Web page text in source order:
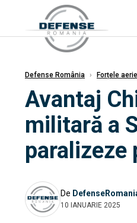
Defense România › Forțele
Avantaj
militară a
paralizeze
De
10 IANUARIE 2025